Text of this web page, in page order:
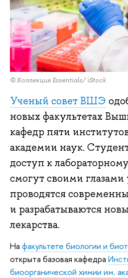
© Коллекция Essentials/ iStock
Ученый совет ВШЭ
новых факультетах
кафедр пяти
академии наук.
доступ к
смогут своими глазами
проводятся
и разрабатываются
лекарства.
На факультете биологии и
открыта базовая кафедра
биоорганической химии им.